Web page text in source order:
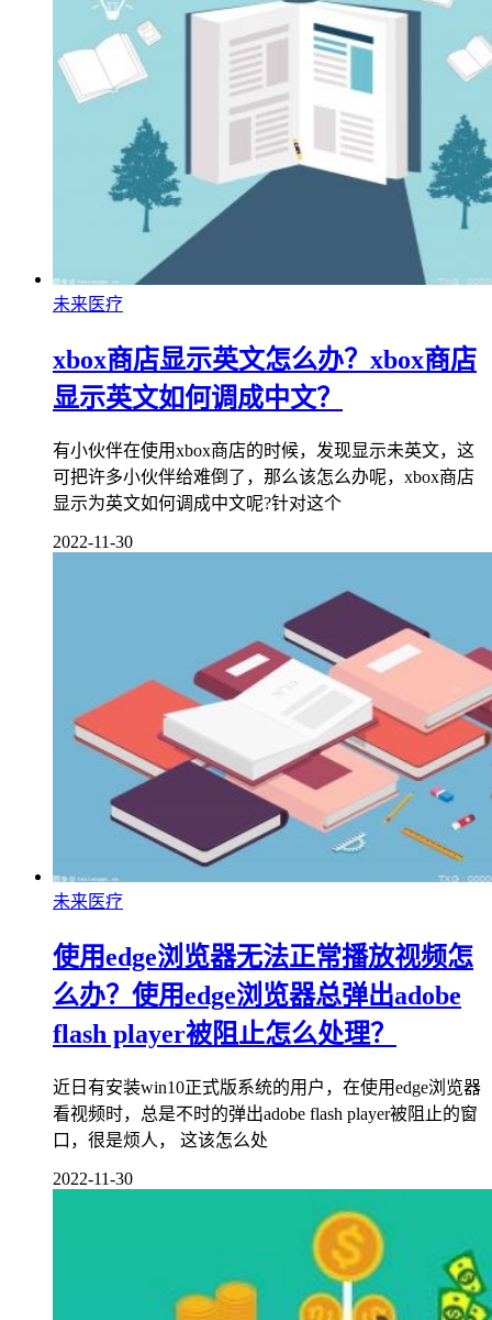
未来医疗
xbox商店显示英文怎么办？xbox商店
显示英文如何调成中文？
有小伙伴在使用xbox商店的时候，发现显示未英文，这
可把许多小伙伴给难倒了，那么该怎么办呢，xbox商店
显示为英文如何调成中文呢?针对这个
2022-11-30
未来医疗
使用edge浏览器无法正常播放视频怎
么办？使用edge浏览器总弹出adobe
flash player被阻止怎么处理？
近日有安装win10正式版系统的用户，在使用edge浏览器
看视频时，总是不时的弹出adobe flash player被阻止的窗
口，很是烦人， 这该怎么处
2022-11-30